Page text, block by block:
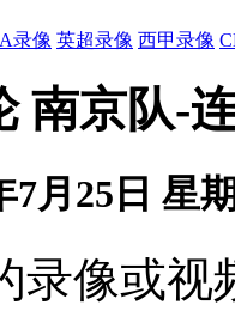
录像 英超录像 西甲录像
南京队-
月25日 星
录像或